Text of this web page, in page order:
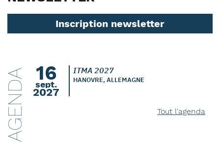
Inscription newsletter
AGENDA 16
sept.
2027
ITMA 2027
HANOVRE, ALLEMAGNE
Tout l'agenda